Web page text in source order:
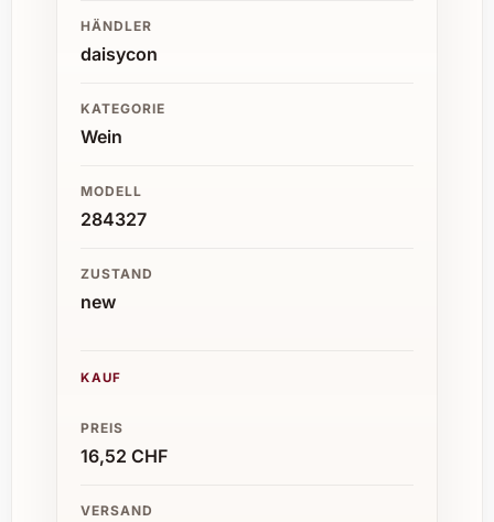
HÄNDLER
daisycon
KATEGORIE
Wein
MODELL
284327
ZUSTAND
new
KAUF
PREIS
16,52 CHF
VERSAND